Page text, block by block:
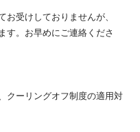
お受けしておりませんが、
す。お早めにご連絡くださ
クーリングオフ制度の適用対